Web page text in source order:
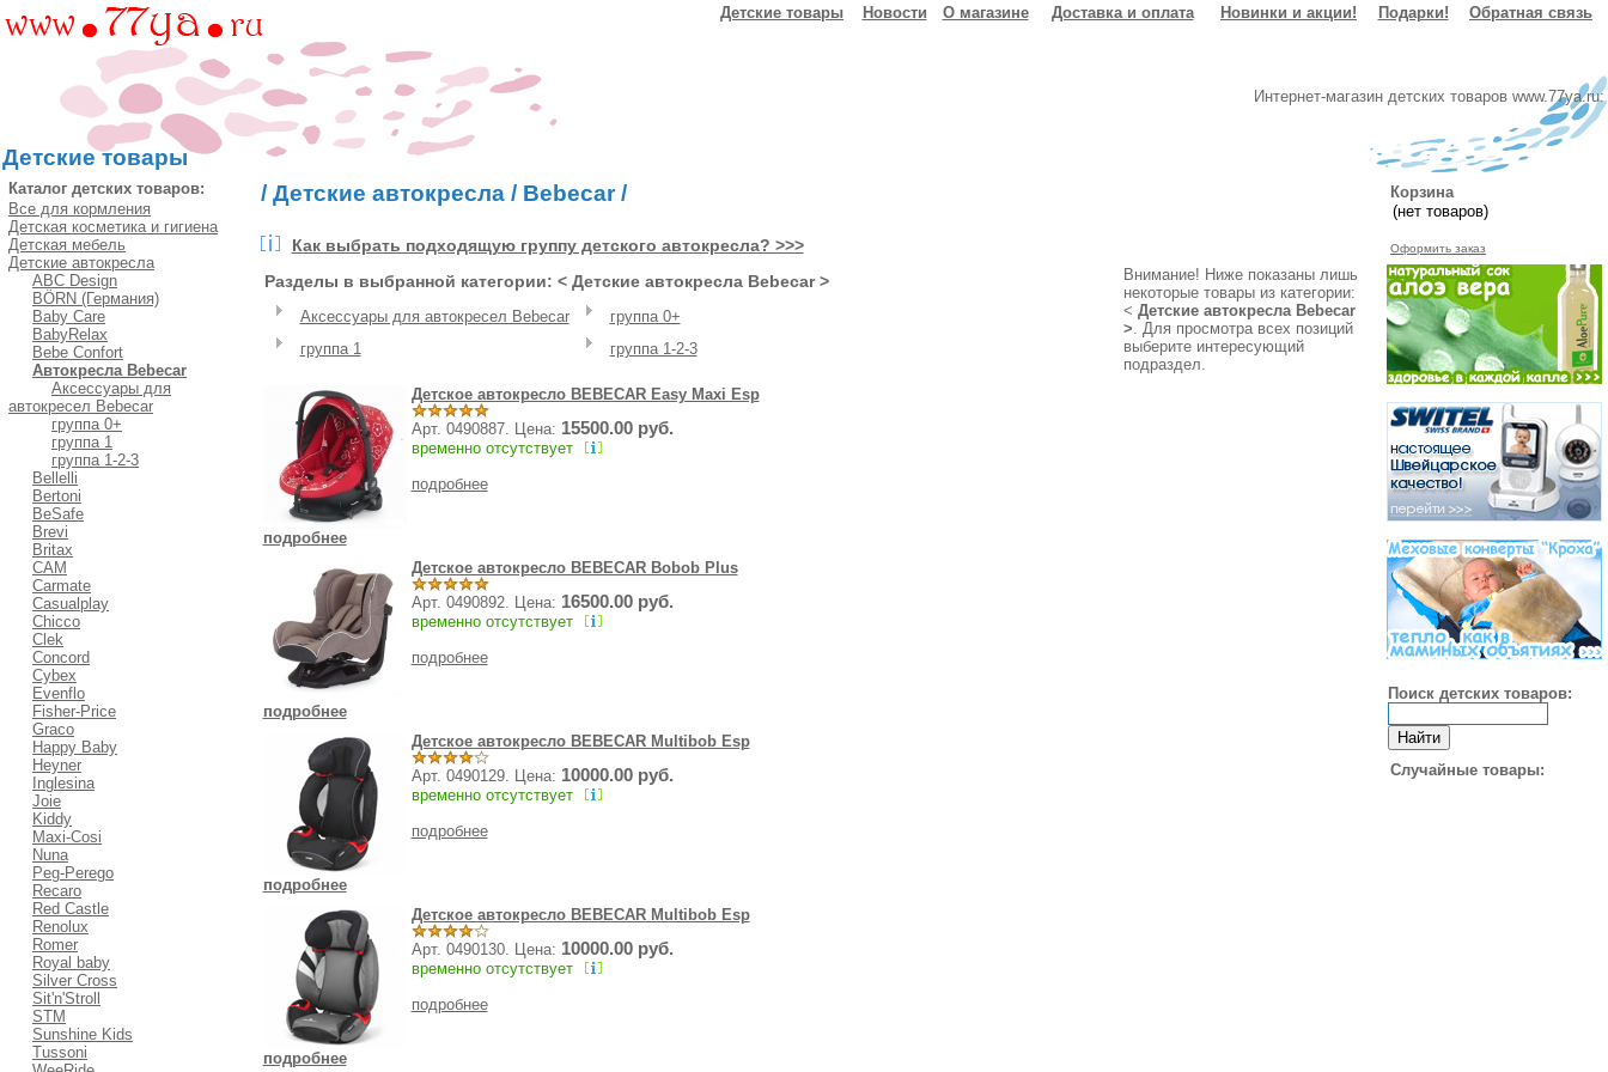
Детские товары
Детские товары Новости О магазине Доставка и оплата Новинки и акции! Подарки! Обратная связь
Интернет-магазин детских товаров www.77ya.ru:
Каталог детских товаров:
Все для кормления
Детская косметика и гигиена
Детская мебель
Детские автокресла
ABC Design
BÖRN (Германия)
Baby Care
BabyRelax
Bebe Confort
Автокресла Bebecar
Аксессуары для
автокресел Bebecar
группа 0+
группа 1
группа 1-2-3
Bellelli
Bertoni
BeSafe
Brevi
Britax
CAM
Carmate
Casualplay
Chicco
Clek
Concord
Cybex
Evenflo
Fisher-Price
Graco
Happy Baby
Heyner
Inglesina
Joie
Kiddy
Maxi-Cosi
Nuna
Peg-Perego
Recaro
Red Castle
Renolux
Romer
Royal baby
Silver Cross
Sit'n'Stroll
STM
Sunshine Kids
Tussoni
/ Детские автокресла/ Bebecar/
Как выбрать подходящую группу детского автокресла? >>>
Разделы в выбранной категории: < Детские автокресла Bebecar >
Аксессуары для автокресел Bebecar
группа 0+
группа 1
группа 1-2-3
Внимание! Ниже показаны лишь
некоторые товары из категории:
< Детские автокресла Bebecar
>. Для просмотра всех позиций
выберите интересующий
подраздел.
подробнее
Детское автокресло BEBECAR Easy Maxi Esp
Арт. 0490887. Цена: 15500.00 руб.
временно отсутствует
подробнее
подробнее
Детское автокресло BEBECAR Bobob Plus
Арт. 0490892. Цена: 16500.00 руб.
временно отсутствует
подробнее
подробнее
Детское автокресло BEBECAR Multibob Esp
Арт. 0490129. Цена: 10000.00 руб.
временно отсутствует
подробнее
подробнее
Детское автокресло BEBECAR Multibob Esp
Арт. 0490130. Цена: 10000.00 руб.
временно отсутствует
подробнее
Корзина
Оформить заказ
Поиск детских товаров:
Случайные товары: